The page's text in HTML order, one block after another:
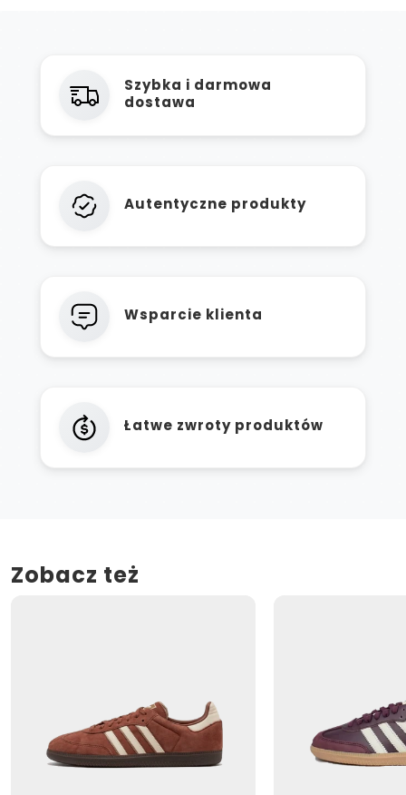
Szybka i darmowa
dostawa
Autentyczne produkty
Wsparcie klienta
Łatwe zwroty produktów
Zobacz też